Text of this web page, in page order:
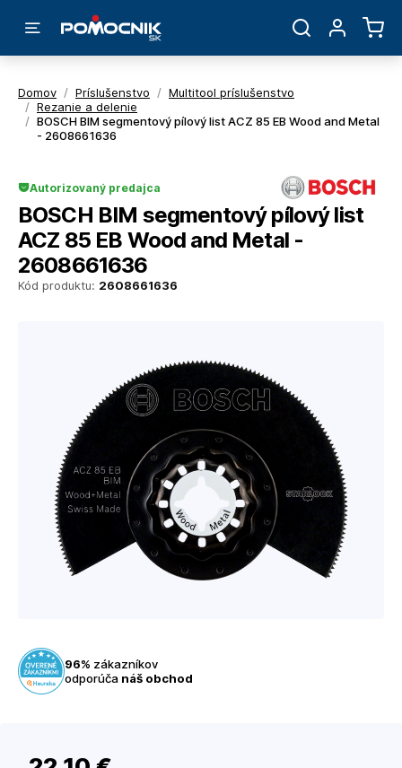
Domov / Príslušenstvo / Multitool príslušenstvo
/ Rezanie a delenie
/ BOSCH BIM segmentový pílový list ACZ 85 EB Wood and Metal
- 2608661636
Kód produktu: 2608661636
Autorizovaný predajca
BOSCH BIM segmentový pílový list
ACZ 85 EB Wood and Metal -
2608661636
96% zákazníkov
odporúča náš obchod